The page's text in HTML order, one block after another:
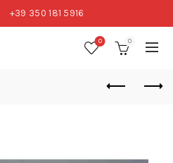
+39 350 181 5916
0 0